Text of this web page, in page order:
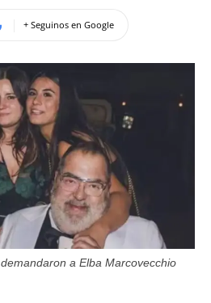
+ Seguinos en Google
a Elba Marcovecchio